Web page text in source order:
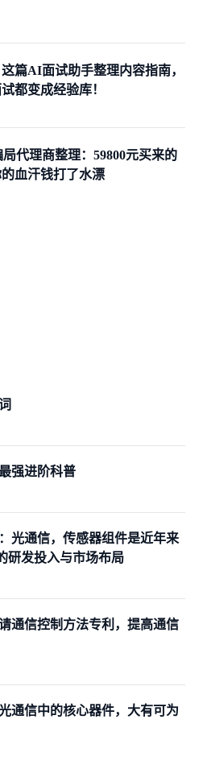
篇AI面试助手整理内容指南，
都变成经验库！
代理商整理：59800元买来的
血汗钱打了水漂
强进阶科普
光通信，传感器组件是近年来
研发投入与市场布局
通信控制方法专利，提高通信
通信中的核心器件，大有可为